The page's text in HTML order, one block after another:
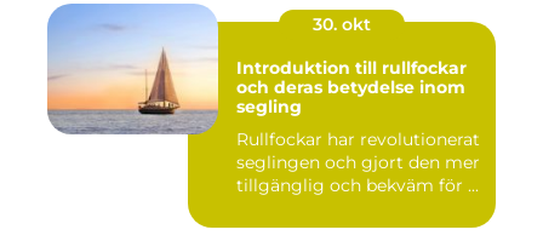
30. okt
Introduktion till rullfockar
och deras betydelse inom
segling
Rullfockar har revolutionerat
seglingen och gjort den mer
tillgänglig och bekväm för ...